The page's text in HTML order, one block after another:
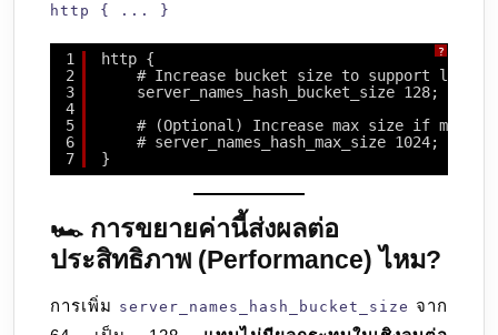
http { ... }
?
1
2
3
4
5
6
7
http {
# Increase bucket size to support long/
server_names_hash_bucket_size 128;
# (Optional) Increase max size if
# server_names_hash_max_size 1024;
}
🏎️ การขยายค่านี้ส่งผลต่อ
ประสิทธิภาพ (Performance) ไหม?
การเพิ่ม server_names_hash_bucket_size จาก